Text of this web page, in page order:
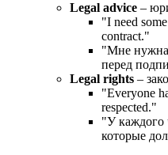
Legal advice –
"I need
contract."
"Мне нужна
перед
Legal rights –
"Everyone
respected."
"У каждого
которые